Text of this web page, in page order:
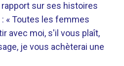
sur ses histoires
« Toutes les femmes
avec moi, s'il vous plaît,
je vous achèterai une